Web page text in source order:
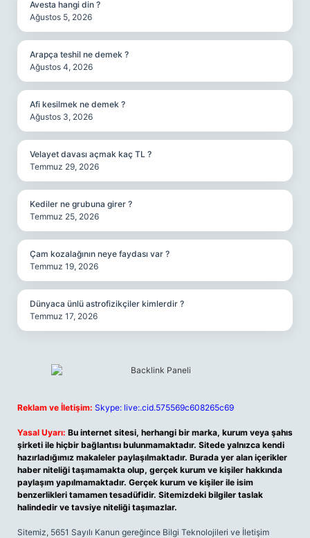
Avesta hangi din ?
Ağustos 5, 2026
Arapça teshil ne demek ?
Ağustos 4, 2026
Afi kesilmek ne demek ?
Ağustos 3, 2026
Velayet davası açmak kaç TL ?
Temmuz 29, 2026
Kediler ne grubuna girer ?
Temmuz 25, 2026
Çam kozalağının neye faydası var ?
Temmuz 19, 2026
Dünyaca ünlü astrofizikçiler kimlerdir ?
Temmuz 17, 2026
Reklam ve İletişim: Skype: live:.cid.575569c608265c69
Yasal Uyarı: Bu internet sitesi, herhangi bir marka, kurum veya şahıs
şirketi ile hiçbir bağlantısı bulunmamaktadır. Sitede yalnızca kendi
hazırladığımız makaleler paylaşılmaktadır. Burada yer alan içerikler
haber niteliği taşımamakta olup, gerçek kurum ve kişiler hakkında
paylaşım yapılmamaktadır. Gerçek kurum ve kişiler ile isim
benzerlikleri tamamen tesadüfidir. Sitemizdeki bilgiler taslak
halindedir ve tavsiye niteliği taşımazlar.
Sitemiz, 5651 Sayılı Kanun gereğince Bilgi Teknolojileri ve İletişim